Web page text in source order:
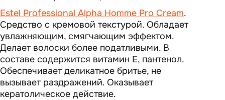
Estel Professional Alpha Homme Pro Cream.
Средство с кремовой текстурой. Обладает
увлажняющим, смягчающим эффектом.
Делает волоски более податливыми. В
составе содержится витамин Е, пантенол.
Обеспечивает деликатное бритье, не
вызывает раздражений. Оказывает
кератолическое действие.